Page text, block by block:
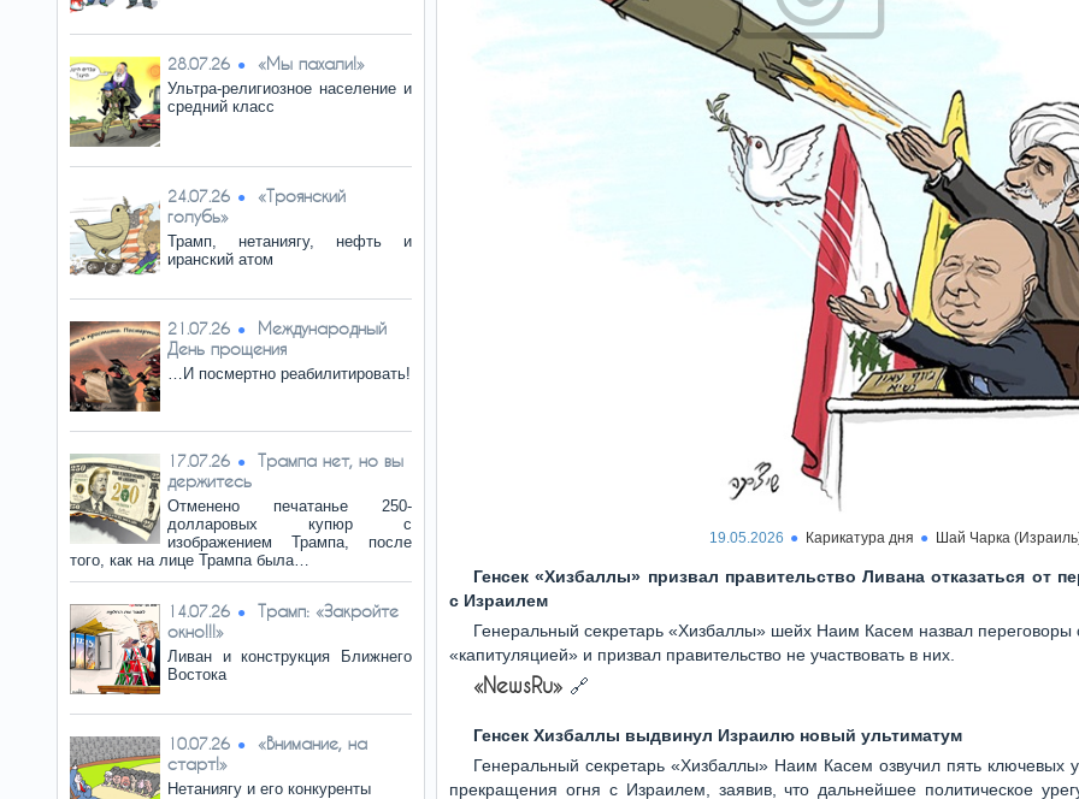
28.07.26 «Мы пахали!»
Ультра-религиозное население и
средний класс
24.07.26
«Троянский
голубь»
Трамп, нетаниягу, нефть и
иранский атом
21.07.26
Международный
День прощения
…И посмертно реабилитировать!
17.07.26
Трампа нет, но вы
держитесь
Отменено печатанье 250-
долларовых купюр с
изображением Трампа, после
того, как на лице Трампа была…
14.07.26
Трамп: «Закройте
окно!!!»
Ливан и конструкция Ближнего
Востока
10.07.26
«Внимание, на
старт!»
Нетаниягу и его конкуренты
19.05.2026 Карикатура дня Шай Чарка
Генсек «Хизбаллы» призвал правительство Ливана отказаться от
с Израилем
Генеральный секретарь «Хизбаллы» шейх Наим Касем назвал переговоры
«капитуляцией» и призвал правительство не участвовать в них.
«NewsRu» 🔗
Генсек Хизбаллы выдвинул Израилю новый ультиматум
Генеральный секретарь «Хизбаллы» Наим Касем озвучил пять ключевых
прекращения огня с Израилем, заявив, что дальнейшее политическое